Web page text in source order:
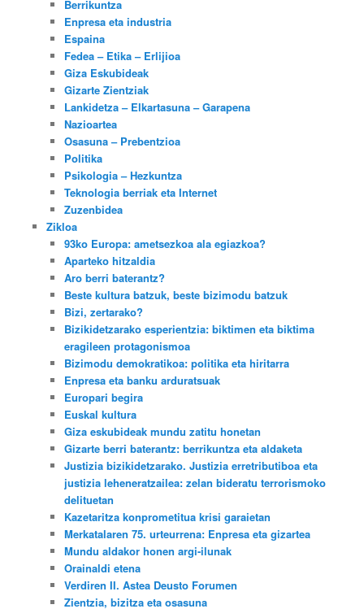
Berrikuntza
Enpresa eta industria
Espaina
Fedea – Etika – Erlijioa
Giza Eskubideak
Gizarte Zientziak
Lankidetza – Elkartasuna – Garapena
Nazioartea
Osasuna – Prebentzioa
Politika
Psikologia – Hezkuntza
Teknologia berriak eta Internet
Zuzenbidea
Zikloa
93ko Europa: ametsezkoa ala egiazkoa?
Aparteko hitzaldia
Aro berri baterantz?
Beste kultura batzuk, beste bizimodu batzuk
Bizi, zertarako?
Bizikidetzarako esperientzia: biktimen eta biktima
eragileen protagonismoa
Bizimodu demokratikoa: politika eta hiritarra
Enpresa eta banku arduratsuak
Europari begira
Euskal kultura
Giza eskubideak mundu zatitu honetan
Gizarte berri baterantz: berrikuntza eta aldaketa
Justizia bizikidetzarako. Justizia erretributiboa eta
justizia leheneratzailea: zelan bideratu terrorismoko
delituetan
Kazetaritza konprometitua krisi garaietan
Merkatalaren 75. urteurrena: Enpresa eta gizartea
Mundu aldakor honen argi-ilunak
Orainaldi etena
Verdiren II. Astea Deusto Forumen
Zientzia, bizitza eta osasuna